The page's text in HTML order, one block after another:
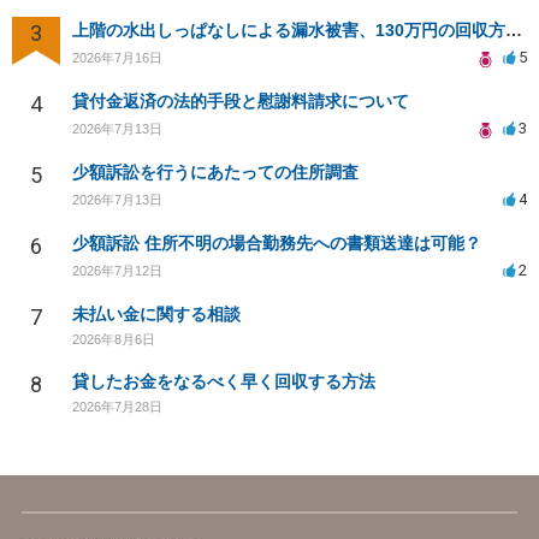
3 上階の水出しっぱなしによる漏水被害、130万円の回収方法を相談したい
2026年7月16日 5
4 貸付金返済の法的手段と慰謝料請求について
2026年7月13日 3
5 少額訴訟を行うにあたっての住所調査
2026年7月13日 4
6 少額訴訟 住所不明の場合勤務先への書類送達は可能？
2026年7月12日 2
7 未払い金に関する相談
2026年8月6日
8 貸したお金をなるべく早く回収する方法
2026年7月28日